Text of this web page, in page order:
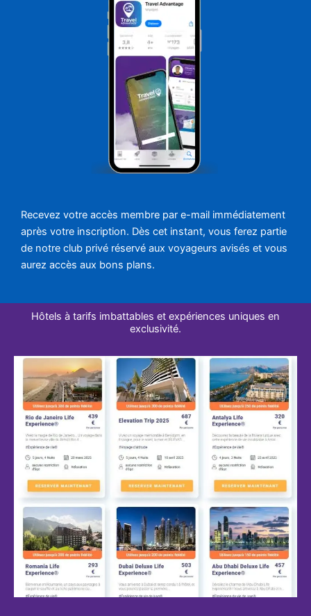
Recevez votre accès membre par e-mail immédiatement
après votre inscription. Dès cet instant, vous ferez partie
de notre club privé réservé aux voyageurs avisés et vous
aurez accès aux bons plans.
Hôtels à tarifs imbattables et expériences uniques en
exclusivité.